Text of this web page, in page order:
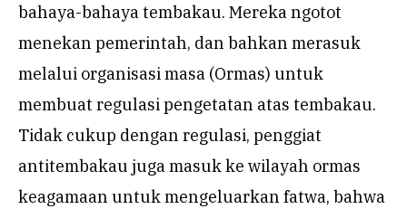
bahaya-bahaya tembakau. Mereka ngotot
menekan pemerintah, dan bahkan merasuk
melalui organisasi masa (Ormas) untuk
membuat regulasi pengetatan atas tembakau.
Tidak cukup dengan regulasi, penggiat
antitembakau juga masuk ke wilayah ormas
keagamaan untuk mengeluarkan fatwa, bahwa